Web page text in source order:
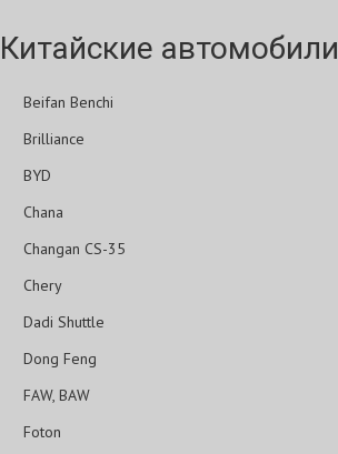
Китайские автомобили
Beifan Benchi
Brilliance
BYD
Chana
Changan CS-35
Chery
Dadi Shuttle
Dong Feng
FAW, BAW
Foton